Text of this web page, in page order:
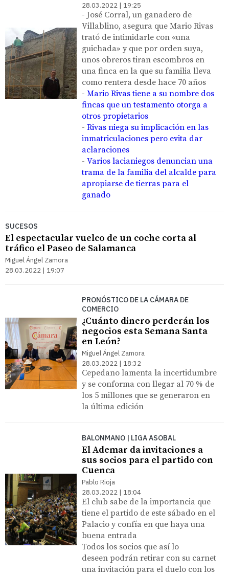
28.03.2022 | 19:25
- José Corral, un ganadero de
Villablino, asegura que Mario Rivas
trató de intimidarle con «una
guichada» y que por orden suya,
unos obreros tiran escombros en
una finca en la que su familia lleva
como rentera desde hace 70 años
- Mario Rivas tiene a su nombre dos
fincas que un testamento otorga a
otros propietarios
- Rivas niega su implicación en las
inmatriculaciones pero evita dar
aclaraciones
- Varios lacianiegos denuncian una
trama de la familia del alcalde para
apropiarse de tierras para el
ganado
SUCESOS
El espectacular vuelco de un coche corta al
tráfico el Paseo de Salamanca
Miguel Ángel Zamora
28.03.2022 | 19:07
PRONÓSTICO DE LA CÁMARA DE
COMERCIO
¿Cuánto dinero perderán los
negocios esta Semana Santa
en León?
Miguel Ángel Zamora
28.03.2022 | 18:32
Cepedano lamenta la incertidumbre
y se conforma con llegar al 70 % de
los 5 millones que se generaron en
la última edición
BALONMANO | LIGA ASOBAL
El Ademar da invitaciones a
sus socios para el partido con
Cuenca
Pablo Rioja
28.03.2022 | 18:04
El club sabe de la importancia que
tiene el partido de este sábado en el
Palacio y confía en que haya una
buena entrada
Todos los socios que así lo
deseen podrán retirar con su carnet
una invitación para el duelo con los